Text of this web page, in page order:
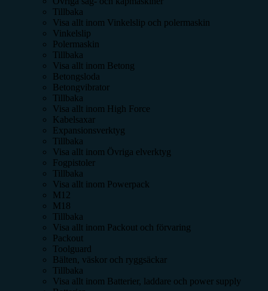
Tillbaka
Visa allt inom Vinkelslip och polermaskin
Vinkelslip
Polermaskin
Tillbaka
Visa allt inom Betong
Betongsloda
Betongvibrator
Tillbaka
Visa allt inom High Force
Kabelsaxar
Expansionsverktyg
Tillbaka
Visa allt inom Övriga elverktyg
Fogpistoler
Tillbaka
Visa allt inom Powerpack
M12
M18
Tillbaka
Visa allt inom Packout och förvaring
Packout
Toolguard
Bälten, väskor och ryggsäckar
Tillbaka
Visa allt inom Batterier, laddare och power supply